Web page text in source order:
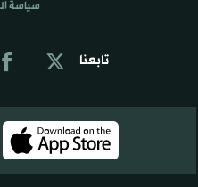
تابعنا
سياسة